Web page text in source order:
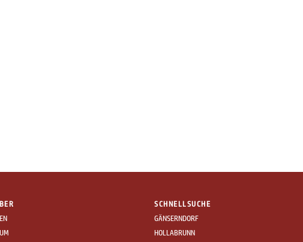
SCHNELLSUCHE
GÄNSERNDORF
HOLLABRUNN